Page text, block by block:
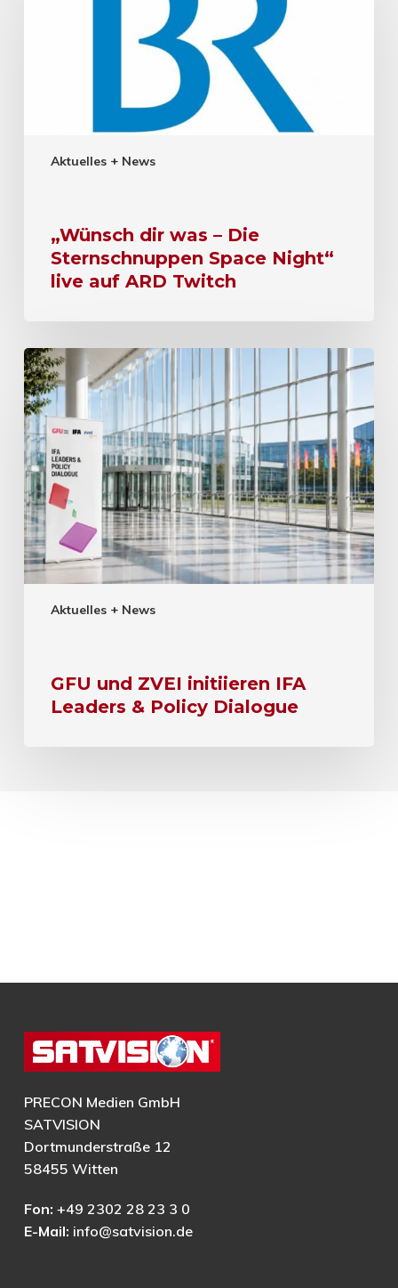
Aktuelles + News
„Wünsch dir was – Die
Sternschnuppen Space Night“
live auf ARD Twitch
Aktuelles + News
GFU und ZVEI initiieren IFA
Leaders & Policy Dialogue
PRECON Medien GmbH
SATVISION
Dortmunderstraße 12
58455 Witten
Fon: +49 2302 28 23 3 0
E-Mail: info@satvision.de